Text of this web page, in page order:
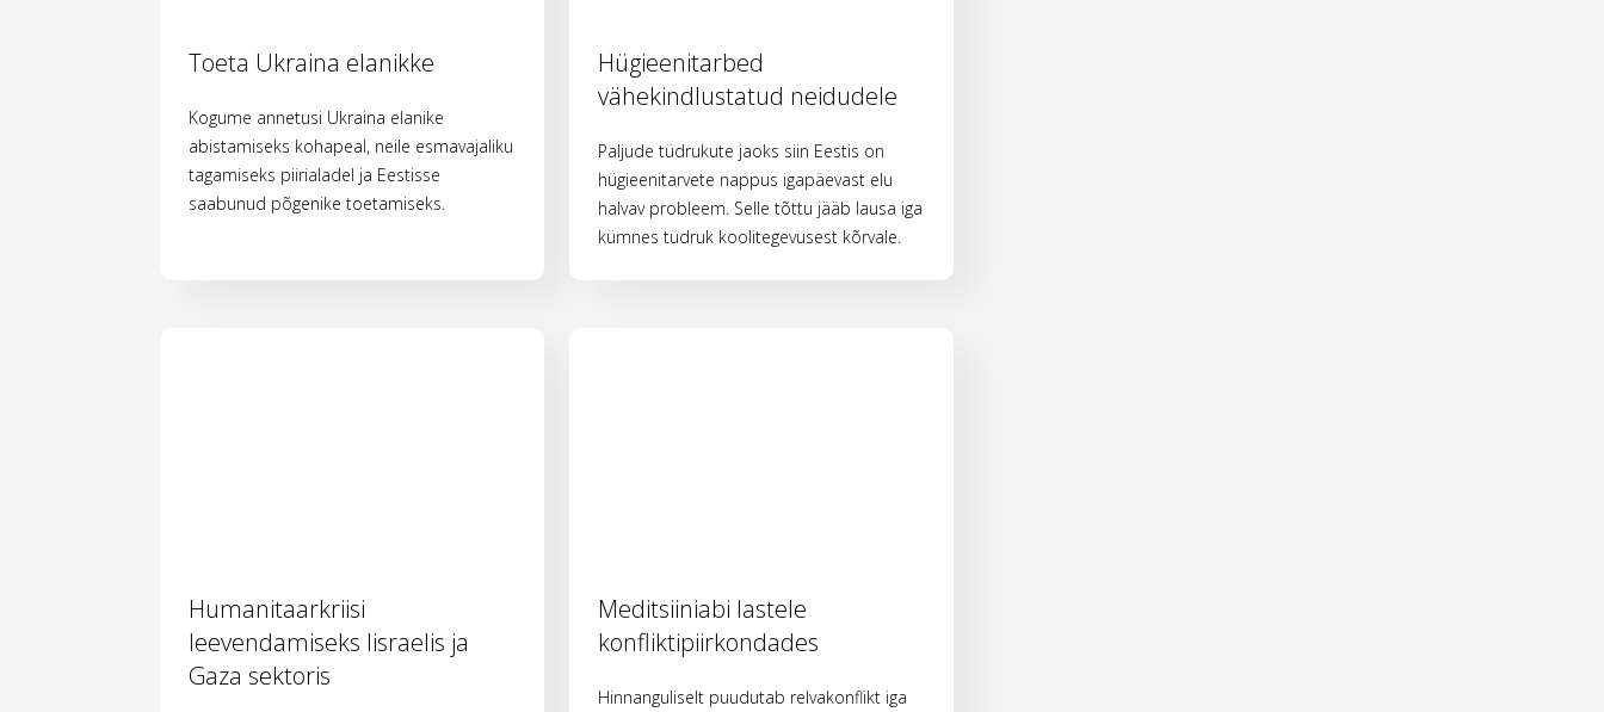
Toeta Ukraina elanikke
Kogume annetusi Ukraina elanike
abistamiseks kohapeal, neile esmavajaliku
tagamiseks piirialadel ja Eestisse
saabunud põgenike toetamiseks.
Hügieenitarbed
vähekindlustatud neidudele
Paljude tüdrukute jaoks siin Eestis on
hügieenitarvete nappus igapäevast elu
halvav probleem. Selle tõttu jääb lausa iga
kümnes tüdruk koolitegevusest kõrvale.
Humanitaarkriisi
leevendamiseks Iisraelis ja
Gaza sektoris
Meditsiiniabi lastele
konfliktipiirkondades
Hinnanguliselt puudutab relvakonflikt iga